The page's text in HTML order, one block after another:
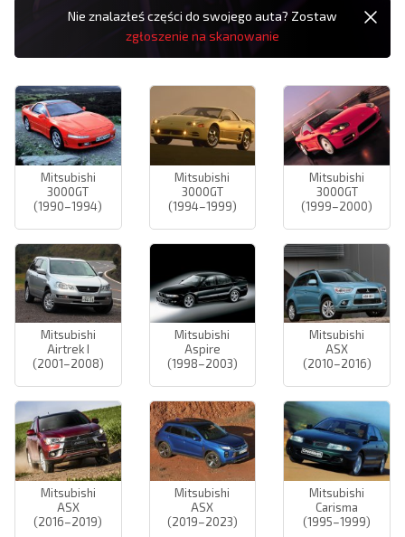
Nie znalazłeś części do swojego auta? Zostaw
zgłoszenie na skanowanie
Mitsubishi
3000GT
(1990–1994)
Mitsubishi
3000GT
(1994–1999)
Mitsubishi
3000GT
(1999–2000)
Mitsubishi
Airtrek I
(2001–2008)
Mitsubishi
Aspire
(1998–2003)
Mitsubishi
ASX
(2010–2016)
Mitsubishi
ASX
(2016–2019)
Mitsubishi
ASX
(2019–2023)
Mitsubishi
Carisma
(1995–1999)